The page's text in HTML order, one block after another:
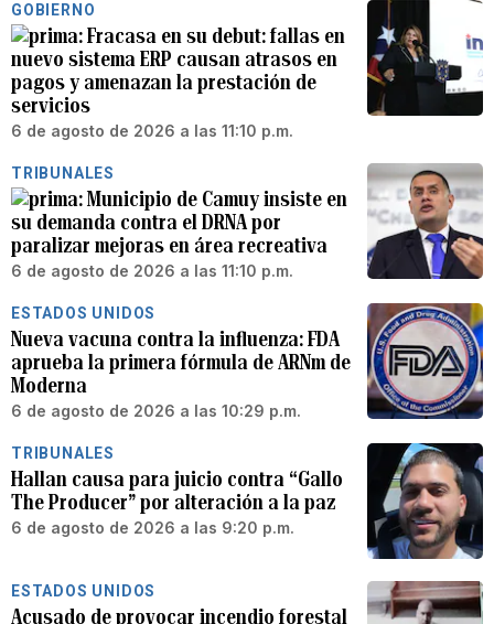
GOBIERNO
Fracasa en su debut: fallas en
nuevo sistema ERP causan atrasos en
pagos y amenazan la prestación de
servicios
6 de agosto de 2026 a las 11:10 p.m.
TRIBUNALES
Municipio de Camuy insiste en
su demanda contra el DRNA por
paralizar mejoras en área recreativa
6 de agosto de 2026 a las 11:10 p.m.
ESTADOS UNIDOS
Nueva vacuna contra la influenza: FDA
aprueba la primera fórmula de ARNm de
Moderna
6 de agosto de 2026 a las 10:29 p.m.
TRIBUNALES
Hallan causa para juicio contra “Gallo
The Producer” por alteración a la paz
6 de agosto de 2026 a las 9:20 p.m.
ESTADOS UNIDOS
Acusado de provocar incendio forestal